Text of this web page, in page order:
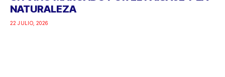
NATURALEZA
22 JULIO, 2026